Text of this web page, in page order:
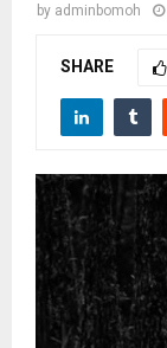
by adminbomoh
SHARE